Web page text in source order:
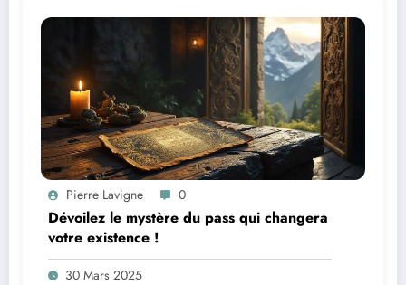
Pierre Lavigne 0
Dévoilez le mystère du pass qui changera
votre existence !
30 Mars 2025